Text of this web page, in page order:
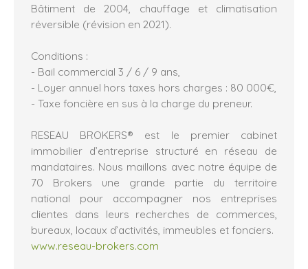
Bâtiment de 2004, chauffage et climatisation
réversible (révision en 2021).
Conditions :
- Bail commercial 3 / 6 / 9 ans,
- Loyer annuel hors taxes hors charges : 80 000€,
- Taxe foncière en sus à la charge du preneur.
RESEAU BROKERS® est le premier cabinet
immobilier d’entreprise structuré en réseau de
mandataires. Nous maillons avec notre équipe de
70 Brokers une grande partie du territoire
national pour accompagner nos entreprises
clientes dans leurs recherches de commerces,
bureaux, locaux d’activités, immeubles et fonciers.
www.reseau-brokers.com